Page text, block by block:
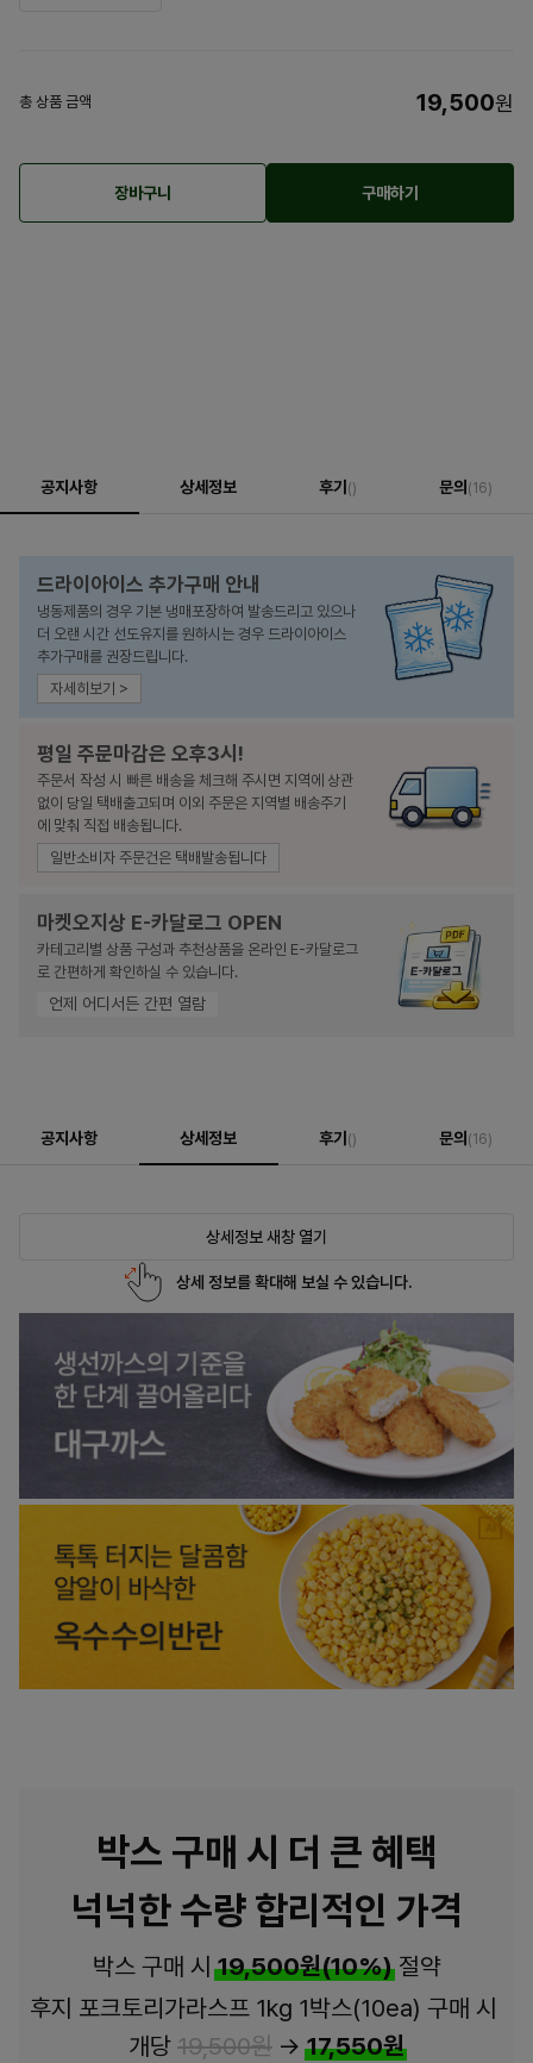
총 상품 금액 19,500원
장바구니 구매하기
공지사항 상세정보 후기 () 문의 (16)
드라이아이스 추가구매 안내
냉동제품의 경우 기본 냉매포장하여 발송드리고 있으나
더 오랜 시간 선도유지를 원하시는 경우 드라이아이스
추가구매를 권장드립니다.
자세히보기 >
평일 주문마감은 오후3시!
주문서 작성 시 빠른 배송을 체크해 주시면 지역에 상관
없이 당일 택배출고되며 이외 주문은 지역별 배송주기
에 맞춰 직접 배송됩니다.
일반소비자 주문건은 택배발송됩니다
마켓오지상 E-카달로그 OPEN
카테고리별 상품 구성과 추천상품을 온라인 E-카달로그
로 간편하게 확인하실 수 있습니다.
언제 어디서든 간편 열람
공지사항 상세정보 후기 () 문의 (16)
상세정보 새창 열기
상세 정보를 확대해 보실 수 있습니다.
박스 구매 시 더 큰 혜택
넉넉한 수량 합리적인 가격
박스 구매 시19,500원(10%)절약
후지 포크토리가라스프 1kg 1박스(10ea) 구매 시
개당 19,500원 →17,550원